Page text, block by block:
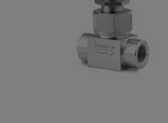
SS-6NBS8